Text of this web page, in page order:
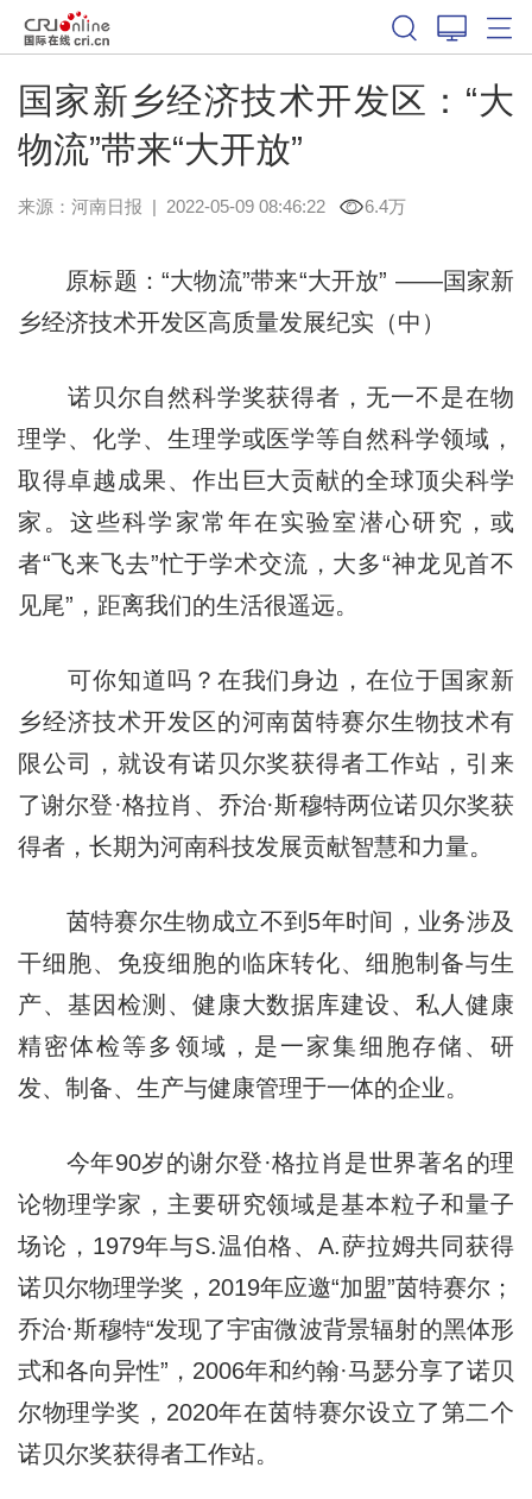
国家新乡经济技术开发区：“大
物流”带来“大开放”
来源： 河南日报 | 2022-05-09 08:46:22 6.4万
原标题：“大物流”带来“大开放” ——国家新
乡经济技术开发区高质量发展纪实（中）
诺贝尔自然科学奖获得者，无一不是在物
理学、化学、生理学或医学等自然科学领域，
取得卓越成果、作出巨大贡献的全球顶尖科学
家。这些科学家常年在实验室潜心研究，或
者“飞来飞去”忙于学术交流，大多“神龙见首不
见尾”，距离我们的生活很遥远。
可你知道吗？在我们身边，在位于国家新
乡经济技术开发区的河南茵特赛尔生物技术有
限公司，就设有诺贝尔奖获得者工作站，引来
了谢尔登·格拉肖、乔治·斯穆特两位诺贝尔奖获
得者，长期为河南科技发展贡献智慧和力量。
茵特赛尔生物成立不到5年时间，业务涉及
干细胞、免疫细胞的临床转化、细胞制备与生
产、基因检测、健康大数据库建设、私人健康
精密体检等多领域，是一家集细胞存储、研
发、制备、生产与健康管理于一体的企业。
今年90岁的谢尔登·格拉肖是世界著名的理
论物理学家，主要研究领域是基本粒子和量子
场论，1979年与S.温伯格、A.萨拉姆共同获得
诺贝尔物理学奖，2019年应邀“加盟”茵特赛尔；
乔治·斯穆特“发现了宇宙微波背景辐射的黑体形
式和各向异性”，2006年和约翰·马瑟分享了诺贝
尔物理学奖，2020年在茵特赛尔设立了第二个
诺贝尔奖获得者工作站。